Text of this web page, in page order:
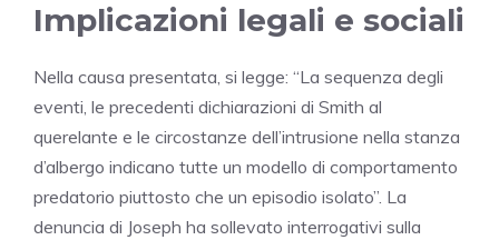
Implicazioni legali e sociali
Nella causa presentata, si legge: “La sequenza degli
eventi, le precedenti dichiarazioni di Smith al
querelante e le circostanze dell’intrusione nella stanza
d’albergo indicano tutte un modello di comportamento
predatorio piuttosto che un episodio isolato”. La
denuncia di Joseph ha sollevato interrogativi sulla